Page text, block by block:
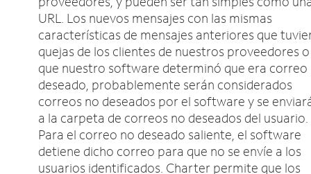
URL. Los nuevos mensajes con las mismas
características de mensajes anteriores que
quejas de los clientes de nuestros proveedores o
que nuestro software determinó que era correo
deseado, probablemente serán considerados
correos no deseados por el software y se
a la carpeta de correos no deseados del usuario.
Para el correo no deseado saliente, el software
detiene dicho correo para que no se envíe a los
usuarios identificados. Charter permite que los